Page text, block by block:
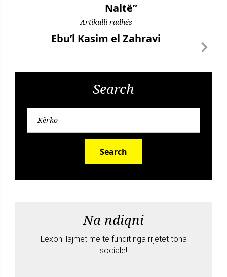
Naltë”
Artikulli radhës
Ebu’l Kasim el Zahravi
Search
Search
Na ndiqni
Lexoni lajmet më të fundit nga rrjetet tona
sociale!